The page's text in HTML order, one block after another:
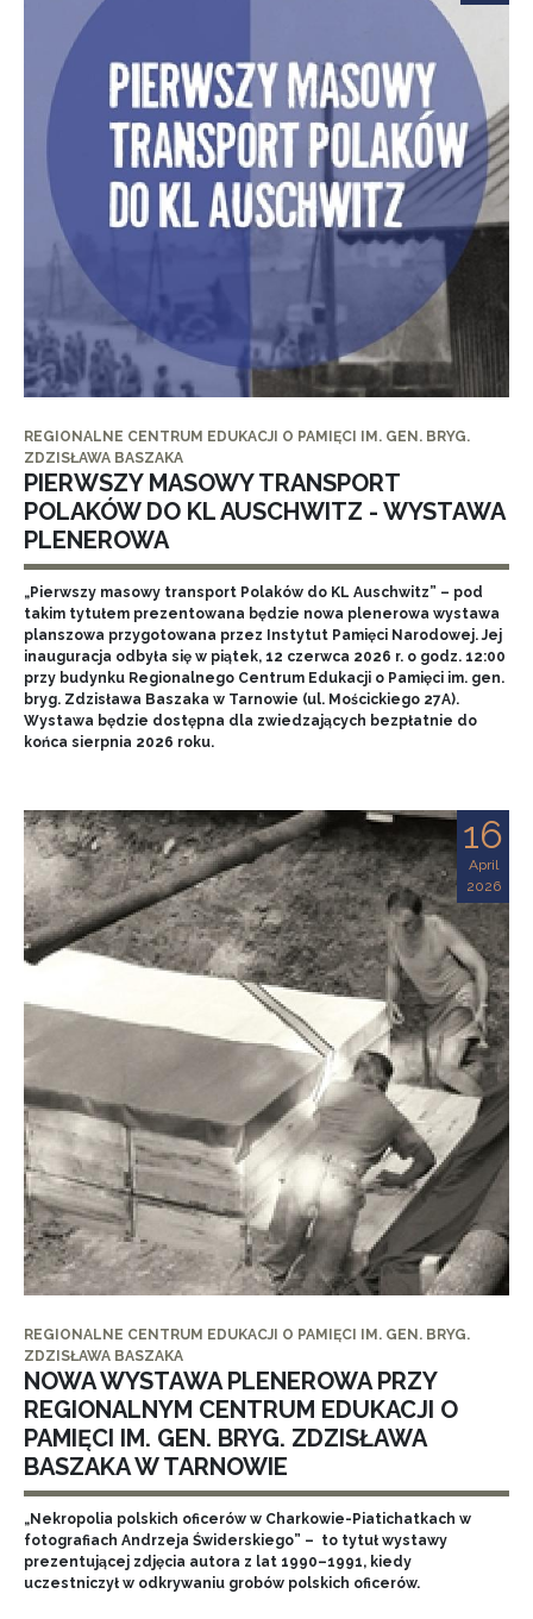
REGIONALNE CENTRUM EDUKACJI O PAMIĘCI IM. GEN. BRYG.
ZDZISŁAWA BASZAKA
PIERWSZY MASOWY TRANSPORT
POLAKÓW DO KL AUSCHWITZ - WYSTAWA
PLENEROWA
„Pierwszy masowy transport Polaków do KL Auschwitz” – pod
takim tytułem prezentowana będzie nowa plenerowa wystawa
planszowa przygotowana przez Instytut Pamięci Narodowej. Jej
inauguracja odbyła się w piątek, 12 czerwca 2026 r. o godz. 12:00
przy budynku Regionalnego Centrum Edukacji o Pamięci im. gen.
bryg. Zdzisława Baszaka w Tarnowie (ul. Mościckiego 27A).
Wystawa będzie dostępna dla zwiedzających bezpłatnie do
końca sierpnia 2026 roku.
16
April
2026
REGIONALNE CENTRUM EDUKACJI O PAMIĘCI IM. GEN. BRYG.
ZDZISŁAWA BASZAKA
NOWA WYSTAWA PLENEROWA PRZY
REGIONALNYM CENTRUM EDUKACJI O
PAMIĘCI IM. GEN. BRYG. ZDZISŁAWA
BASZAKA W TARNOWIE
„Nekropolia polskich oficerów w Charkowie-Piatichatkach w
fotografiach Andrzeja Świderskiego” – to tytuł wystawy
prezentującej zdjęcia autora z lat 1990–1991, kiedy
uczestniczył w odkrywaniu grobów polskich oficerów.